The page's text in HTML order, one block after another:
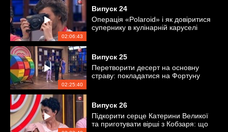
02:06:43
Випуск 24
Операція «Polaroid» і як довіритися
супернику в кулінарній каруселі
02:25:40
Випуск 25
Перетворити десерт на основну
страву: покладатися на Фортуну
Випуск 26
Підкорити серце Катерини Великої
та приготувати вірші з Кобзаря: що